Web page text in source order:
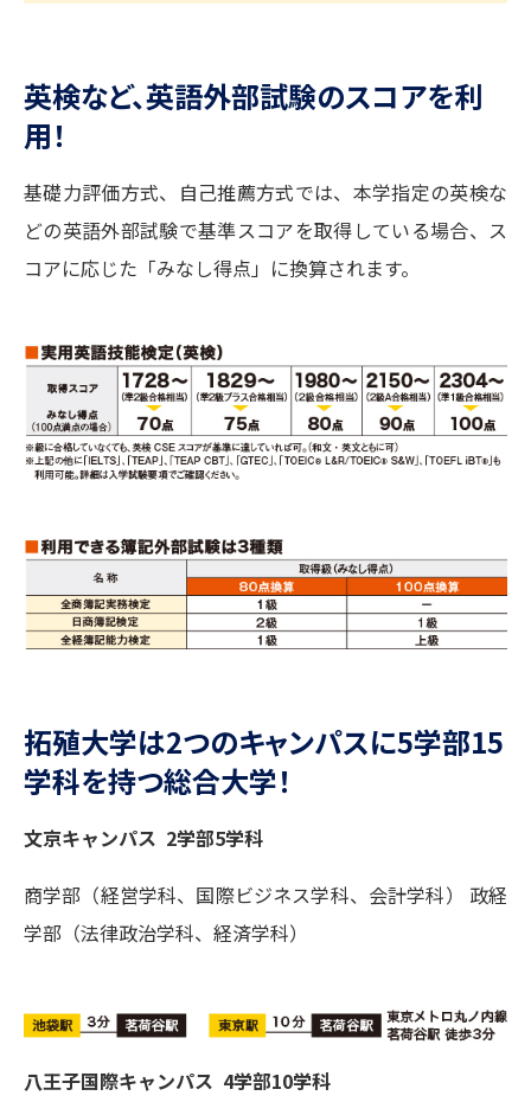
英検など、英語外部試験のスコアを利
用！
基礎力評価方式、自己推薦方式では、本学指定の英検な
どの英語外部試験で基準スコアを取得している場合、ス
コアに応じた「みなし得点」に換算されます。
拓殖大学は2つのキャンパスに5学部15
学科を持つ総合大学！
文京キャンパス 2学部5学科
商学部（経営学科、国際ビジネス学科、会計学科） 政経
学部（法律政治学科、経済学科）
八王子国際キャンパス 4学部10学科